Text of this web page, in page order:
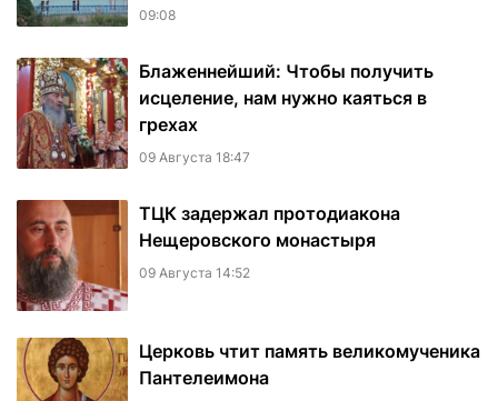
09:08
Блаженнейший: Чтобы получить
исцеление, нам нужно каяться в
грехах
09 Августа 18:47
ТЦК задержал протодиакона
Нещеровского монастыря
09 Августа 14:52
Церковь чтит память великомученика
Пантелеимона